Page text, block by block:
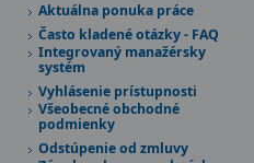
Aktuálna ponuka práce
Často kladené otázky - FAQ
Integrovaný manažérsky
systém
Vyhlásenie prístupnosti
Všeobecné obchodné
podmienky
Odstúpenie od zmluvy